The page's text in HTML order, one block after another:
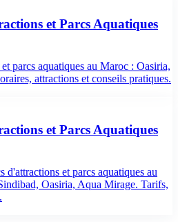
et Parcs Aquatiques
parcs aquatiques au Maroc : Oasiria,
attractions et conseils pratiques.
et Parcs Aquatiques
d'attractions et parcs aquatiques au
Oasiria, Aqua Mirage. Tarifs,